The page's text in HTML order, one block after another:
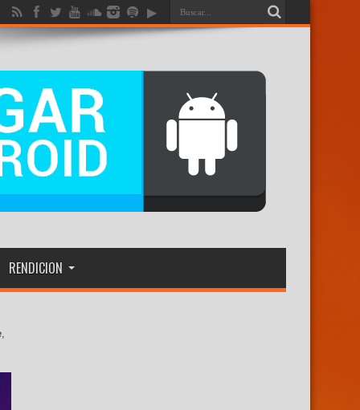
RENDICION